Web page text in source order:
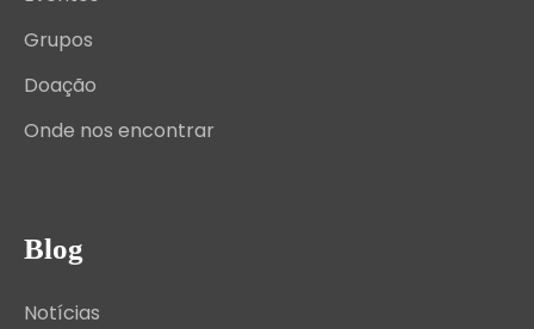
Grupos
Doação
Onde nos encontrar
Blog
Notícias